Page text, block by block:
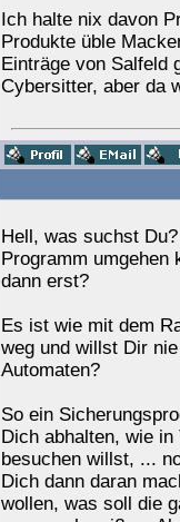
Ich halte nix davon
Produkte üble
Einträge von Salfeld
Cybersitter, aber da
Hell, was suchst
Programm umgehen
dann erst?
Es ist wie mit dem
weg und willst Dir
Automaten?
So ein
Dich abhalten, wie
besuchen willst, ...
Dich dann daran
wollen, was soll die